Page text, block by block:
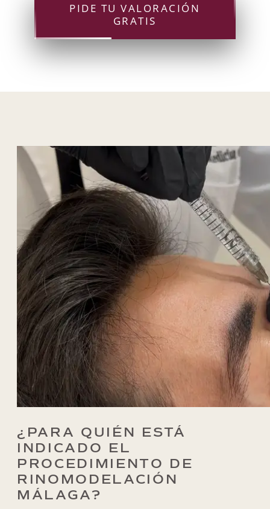
PIDE TU VALORACIÓN
GRATIS
¿PARA QUIÉN ESTÁ
INDICADO EL
PROCEDIMIENTO DE
RINOMODELACIÓN
MÁLAGA?